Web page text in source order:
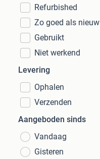
Refurbished
Zo goed als nieuw
Gebruikt
Niet werkend
Levering
Ophalen
Verzenden
Aangeboden sinds
Vandaag
Gisteren